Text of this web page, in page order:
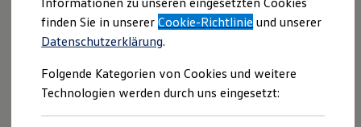
Junge Gebrauchtwagen und Gebrauchtwagen
Volkswagen Zertifizierte Gebrauchtwagen
Elektromobilität bei Gebrauchtwagen
Saisonangebote
Reifenpakete
Leasing
Leasing-Angebote
und kalte Getränke kühl. Sie ist in Blau und Koralle erhältlich
und zudem frei von chemischen Weichmachern.
finden Sie in unsererCookie-Richtlinie und unserer
Datenschutzerklärung.
Folgende Kategorien von Cookies und weitere
Technologien werden durch uns eingesetzt: